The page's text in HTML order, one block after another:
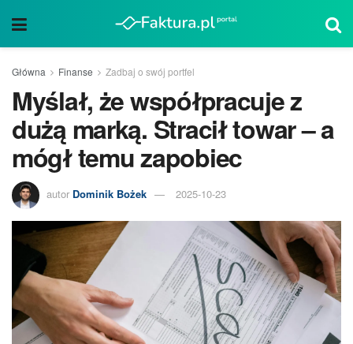
Główna Finanse Zadbaj o swój portfel
Myślał, że współpracuje z
dużą marką. Stracił towar – a
mógł temu zapobiec
autor Dominik Bożek 2025-10-23